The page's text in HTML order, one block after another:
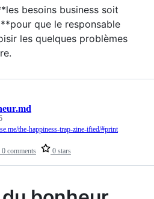
besoins business soit
que le responsable
les quelques problèmes
0 comments 0 stars
the-happiness-trap-zine-ified/#print